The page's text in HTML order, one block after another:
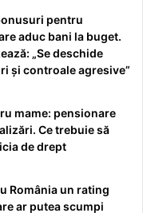
pentru
aduc bani la buget.
„Se deschide
și controale agresive”
mame: pensionare
Ce trebuie să
de drept
România un rating
ar putea scumpi